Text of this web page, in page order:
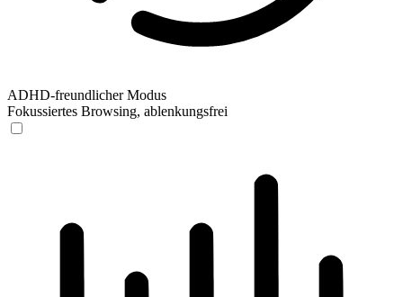
ADHD-freundlicher Modus
Fokussiertes Browsing, ablenkungsfrei